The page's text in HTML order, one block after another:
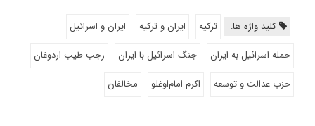
کلید واژه ها: ترکیه ایران و ترکیه
ایران و اسرائیل
حمله اسرائیل به ایران
جنگ اسرائیل با ایران
رجب طیب اردوغان
حزب عدالت و توسعه
اکرم امام‌اوغلو مخالفان